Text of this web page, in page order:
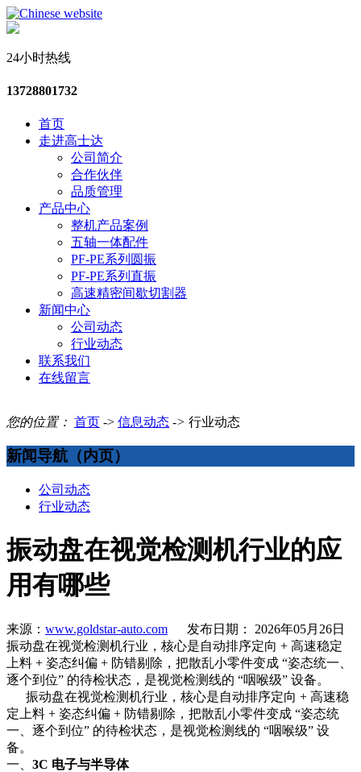
24小时热线
13728801732
首页
走进高士达
公司简介
合作伙伴
品质管理
产品中心
整机产品案例
五轴一体配件
PF-PE系列圆振
PF-PE系列直振
高速精密间歇切割器
新闻中心
公司动态
行业动态
联系我们
在线留言
您的位置： 首页 -> 信息动态 -> 行业动态
新闻导航（内页）
公司动态
行业动态
振动盘在视觉检测机行业的应
用有哪些
来源： www.goldstar-auto.com 发布日期： 2026年05月26日
振动盘在视觉检测机行业，核心是自动排序定向 + 高速稳定
上料 + 姿态纠偏 + 防错剔除，把散乱小零件变成 “姿态统一、
逐个到位” 的待检状态，是视觉检测线的 “咽喉级” 设备。
振动盘在视觉检测机行业，核心是自动排序定向 + 高速稳
定上料 + 姿态纠偏 + 防错剔除，把散乱小零件变成 “姿态统
一、逐个到位” 的待检状态，是视觉检测线的 “咽喉级” 设
备。
一、 3C 电子与半导体